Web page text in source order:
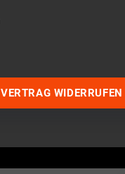
VERTRAG WIDERRUFEN